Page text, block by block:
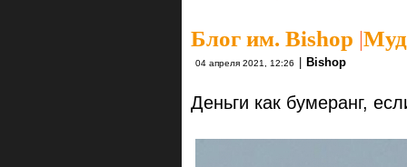
Блог им. Bishop |
04 апреля 2021, 12:26 Bishop
Деньги как бумеранг,